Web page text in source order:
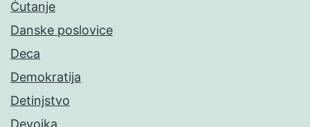
Ćutanje
Danske poslovice
Deca
Demokratija
Detinjstvo